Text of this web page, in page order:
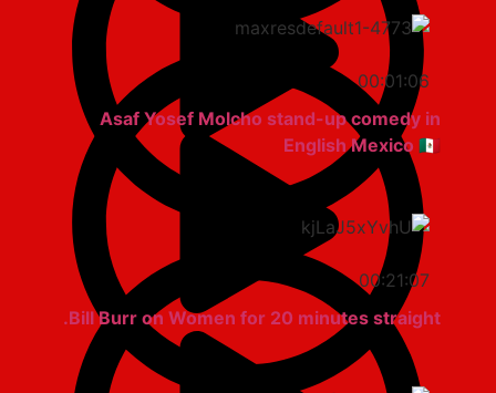
00:01:06
Asaf Yosef Molcho stand-up comedy in
English Mexico 🇲🇽
00:21:07
Bill Burr on Women for 20 minutes straight.